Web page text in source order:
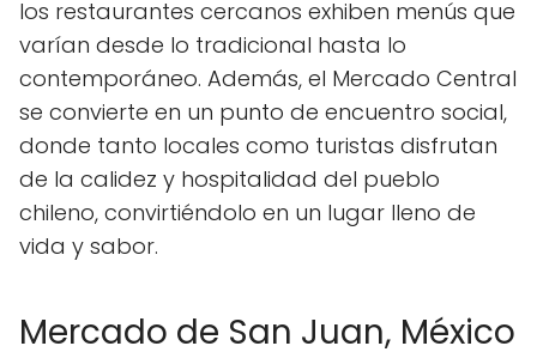
los restaurantes cercanos exhiben menús que
varían desde lo tradicional hasta lo
contemporáneo. Además, el Mercado Central
se convierte en un punto de encuentro social,
donde tanto locales como turistas disfrutan
de la calidez y hospitalidad del pueblo
chileno, convirtiéndolo en un lugar lleno de
vida y sabor.
Mercado de San Juan, México